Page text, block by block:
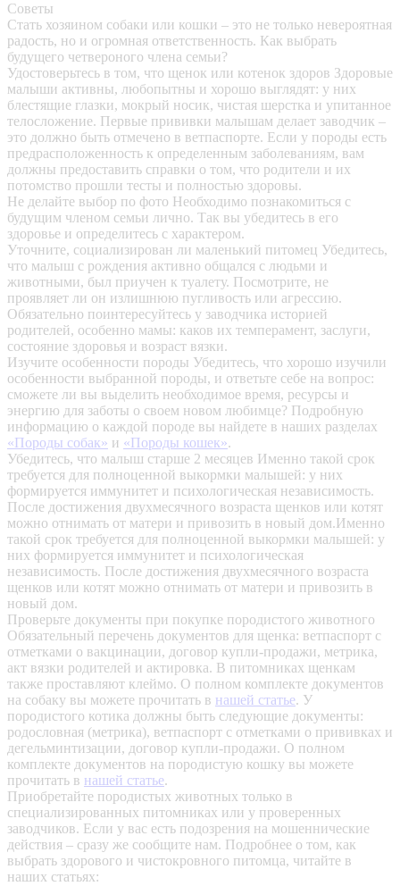
Советы
Стать хозяином собаки или кошки – это не только невероятная
радость, но и огромная ответственность. Как выбрать
будущего четвероного члена семьи?
Удостоверьтесь в том, что щенок или котенок здоров Здоровые
малыши активны, любопытны и хорошо выглядят: у них
блестящие глазки, мокрый носик, чистая шерстка и упитанное
телосложение. Первые прививки малышам делает заводчик –
это должно быть отмечено в ветпаспорте. Если у породы есть
предрасположенность к определенным заболеваниям, вам
должны предоставить справки о том, что родители и их
потомство прошли тесты и полностью здоровы.
Не делайте выбор по фото Необходимо познакомиться с
будущим членом семьи лично. Так вы убедитесь в его
здоровье и определитесь с характером.
Уточните, социализирован ли маленький питомец Убедитесь,
что малыш с рождения активно общался с людьми и
животными, был приучен к туалету. Посмотрите, не
проявляет ли он излишнюю пугливость или агрессию.
Обязательно поинтересуйтесь у заводчика историей
родителей, особенно мамы: каков их темперамент, заслуги,
состояние здоровья и возраст вязки.
Изучите особенности породы Убедитесь, что хорошо изучили
особенности выбранной породы, и ответьте себе на вопрос:
сможете ли вы выделить необходимое время, ресурсы и
энергию для заботы о своем новом любимце? Подробную
информацию о каждой породе вы найдете в наших разделах
«Породы собак» и «Породы кошек».
Убедитесь, что малыш старше 2 месяцев Именно такой срок
требуется для полноценной выкормки малышей: у них
формируется иммунитет и психологическая независимость.
После достижения двухмесячного возраста щенков или котят
можно отнимать от матери и привозить в новый дом.Именно
такой срок требуется для полноценной выкормки малышей: у
них формируется иммунитет и психологическая
независимость. После достижения двухмесячного возраста
щенков или котят можно отнимать от матери и привозить в
новый дом.
Проверьте документы при покупке породистого животного
Обязательный перечень документов для щенка: ветпаспорт с
отметками о вакцинации, договор купли-продажи, метрика,
акт вязки родителей и актировка. В питомниках щенкам
также проставляют клеймо. О полном комплекте документов
на собаку вы можете прочитать в нашей статье. У
породистого котика должны быть следующие документы:
родословная (метрика), ветпаспорт с отметками о прививках и
дегельминтизации, договор купли-продажи. О полном
комплекте документов на породистую кошку вы можете
прочитать в нашей статье.
Приобретайте породистых животных только в
специализированных питомниках или у проверенных
заводчиков. Если у вас есть подозрения на мошеннические
действия – сразу же сообщите нам. Подробнее о том, как
выбрать здорового и чистокровного питомца, читайте в
наших статьях: